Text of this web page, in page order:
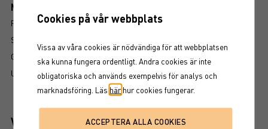
Mer information om produkten
RISK
SÅ LÄSER DU FAKTABLADET
GRUNDPROSPEKT
UTSKRIFT
Viktiga egenskaper
Cookies på vår webbplats
Vissa av våra cookies är nödvändiga för att webbplatsen
ska kunna fungera ordentligt. Andra cookies är inte
obligatoriska och används exempelvis för analys och
marknadsföring. Läs här hur cookies fungerar.